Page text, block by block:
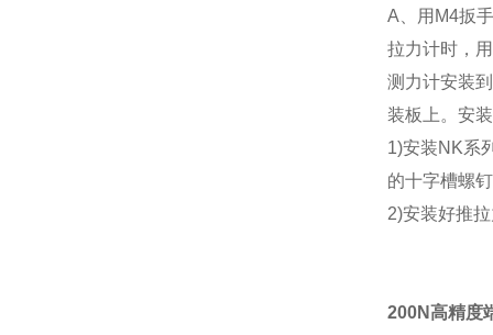
A、用M4扳
拉力计时，
测力计安装
装板上。安
1)安装NK系
的十字槽螺
2)安装好推
200N高精度